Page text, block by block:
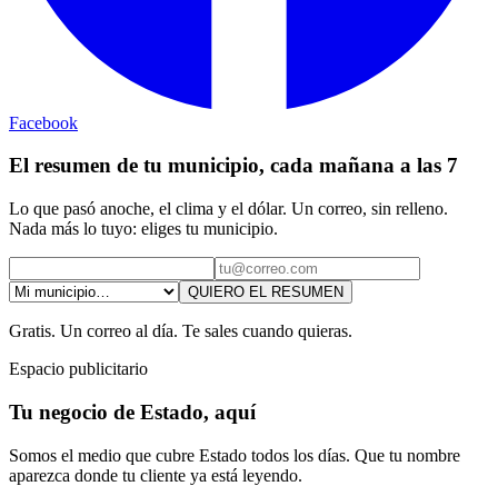
Facebook
El resumen de tu municipio, cada mañana a las 7
Lo que pasó anoche, el clima y el dólar. Un correo, sin relleno.
Nada más lo tuyo: eliges tu municipio.
QUIERO EL RESUMEN
Gratis. Un correo al día. Te sales cuando quieras.
Espacio publicitario
Tu negocio de Estado, aquí
Somos el medio que cubre Estado todos los días. Que tu nombre
aparezca donde tu cliente ya está leyendo.